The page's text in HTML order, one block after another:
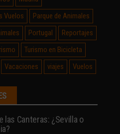
Vuelos
Parque de Animales
Portugal
Reportajes
Turismo en Bicicleta
Vacaciones viajes Vuelos
las Canteras: ¿Sevilla o